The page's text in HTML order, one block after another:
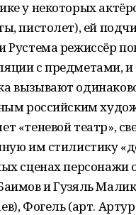
у некоторых
пистолет), ей
Рустема режиссёр
с предметами,
вызывают
российским
«теневой театр»,
им стилистику
сценах персонажи
и Гузяль
Фогель (арт.